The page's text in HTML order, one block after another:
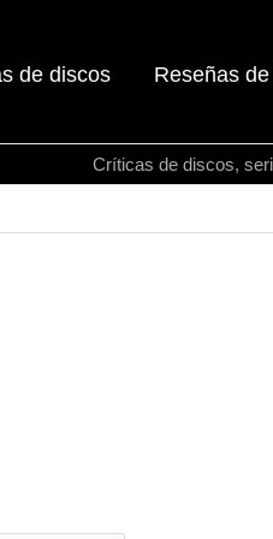
de discos Reseñas
Críticas de discos,